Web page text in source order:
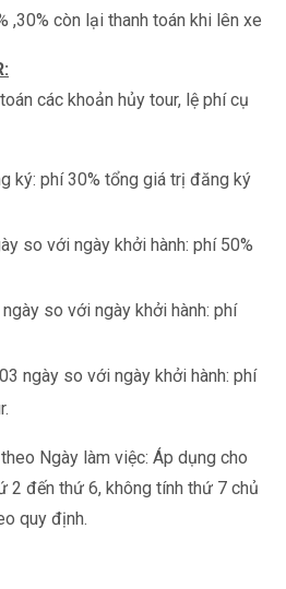
,30% còn lại thanh toán khi lên xe
các khoản hủy tour, lệ phí cụ
ký: phí 30% tổng giá trị đăng ký
so với ngày khởi hành: phí 50%
so với ngày khởi hành: phí
ngày so với ngày khởi hành: phí
Ngày làm việc: Áp dụng cho
2 đến thứ 6, không tính thứ 7 chủ
quy định.